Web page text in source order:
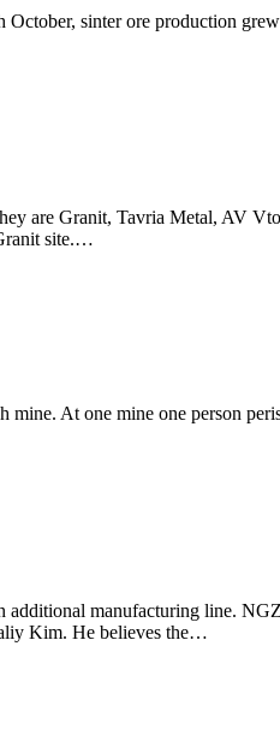
sinter ore production
are Granit, Tavria Metal, AV
site.…
At one mine one person
manufacturing line.
Kim. He believes the…